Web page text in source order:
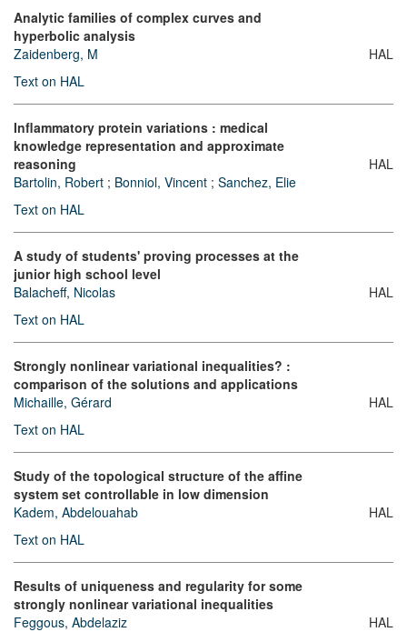
Analytic families of complex curves and
hyperbolic analysis
Zaidenberg, M
Text on HAL
HAL
Inflammatory protein variations : medical
knowledge representation and approximate
reasoning
Bartolin, Robert ; Bonniol, Vincent ; Sanchez, Elie
Text on HAL
HAL
A study of students' proving processes at the
junior high school level
Balacheff, Nicolas
Text on HAL
HAL
Strongly nonlinear variational inequalities? :
comparison of the solutions and applications
Michaille, Gérard
Text on HAL
HAL
Study of the topological structure of the affine
system set controllable in low dimension
Kadem, Abdelouahab
Text on HAL
HAL
Results of uniqueness and regularity for some
strongly nonlinear variational inequalities
Feggous, Abdelaziz
HAL